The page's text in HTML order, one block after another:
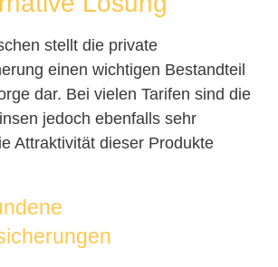
stellt die private
einen wichtigen Bestandteil
dar. Bei vielen Tarifen sind die
jedoch ebenfalls sehr
Attraktivität dieser Produkte